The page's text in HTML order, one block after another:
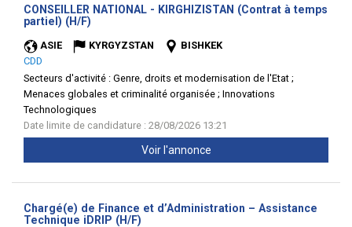
CONSEILLER NATIONAL - KIRGHIZISTAN (Contrat à temps
partiel) (H/F)
ASIE KYRGYZSTAN
BISHKEK
CDD
Secteurs d'activité : Genre, droits et modernisation de l'Etat ;
Menaces globales et criminalité organisée ; Innovations
Technologiques
Date limite de candidature : 28/08/2026 13:21
Voir l'annonce
Chargé(e) de Finance et d’Administration – Assistance
Technique iDRIP (H/F)